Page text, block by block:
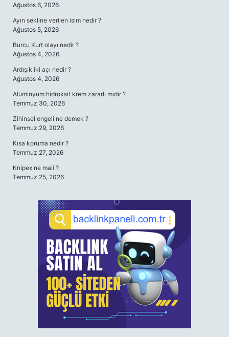
Ağustos 6, 2026
Ayın sekline verilen isim nedir ?
Ağustos 5, 2026
Burcu Kurt olayı nedir ?
Ağustos 4, 2026
Ardışık iki açı nedir ?
Ağustos 4, 2026
Alüminyum hidroksit krem zararlı mıdır ?
Temmuz 30, 2026
Zihinsel engeli ne demek ?
Temmuz 29, 2026
Kısa koruma nedir ?
Temmuz 27, 2026
Knipex ne mali ?
Temmuz 25, 2026